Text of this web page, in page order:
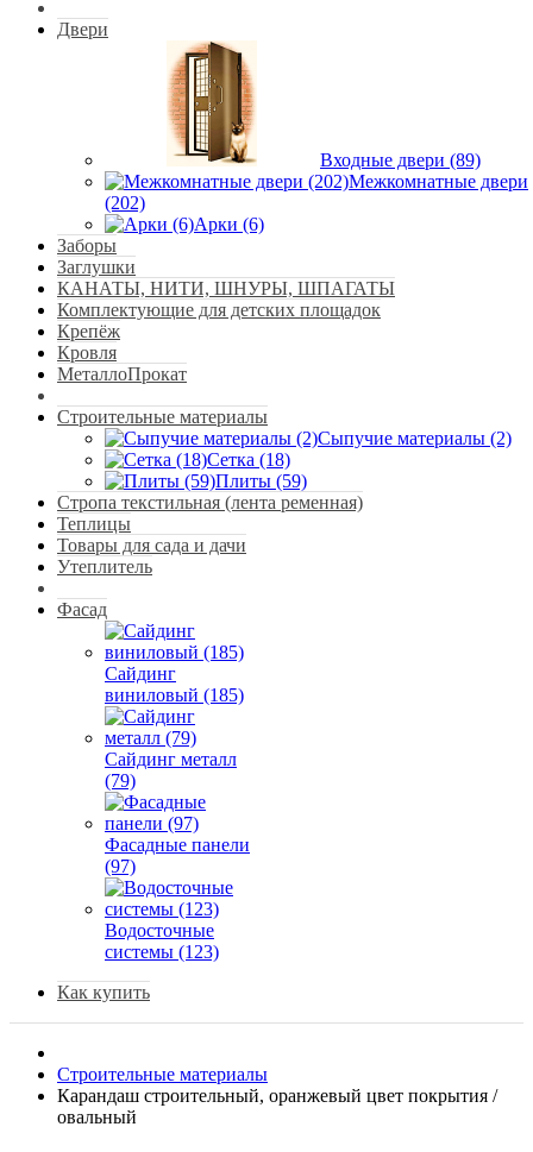
Двери
Входные двери (89)
Межкомнатные двери
(202)
Арки (6)
Заборы
Заглушки
КАНАТЫ, НИТИ, ШНУРЫ, ШПАГАТЫ
Комплектующие для детских площадок
Крепёж
Кровля
МеталлоПрокат
Строительные материалы
Сыпучие материалы (2)
Сетка (18)
Плиты (59)
Стропа текстильная (лента ременная)
Теплицы
Товары для сада и дачи
Утеплитель
Фасад
Сайдинг
виниловый (185)
Сайдинг металл
(79)
Фасадные панели
(97)
Водосточные
системы (123)
Как купить
Строительные материалы
Карандаш строительный, оранжевый цвет покрытия /
овальный